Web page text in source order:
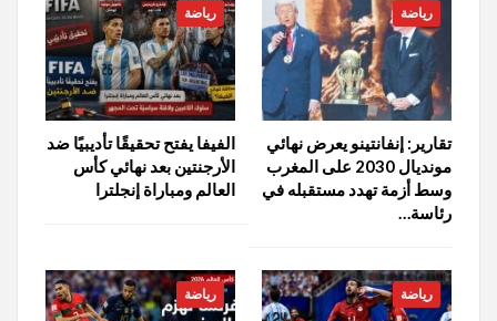
رياضة
تقارير: إنفانتينو يعرض نهائي
مونديال 2030 على المغرب
وسط أزمة تهدد مستقبله في
رئاسة…
رياضة
الفيفا يفتح تحقيقًا تأديبيًا ضد
الأرجنتين بعد نهائي كأس
العالم ومباراة إنجلترا
رياضة رياضة